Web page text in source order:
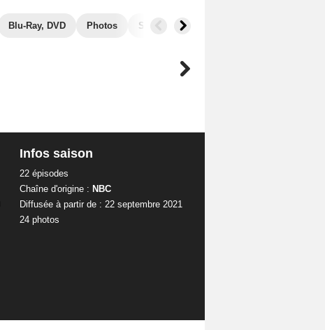
Blu-Ray, DVD Photos Séries similaires
Infos saison
22 épisodes
Chaîne d'origine : NBC
Diffusée à partir de : 22 septembre 2021
24 photos